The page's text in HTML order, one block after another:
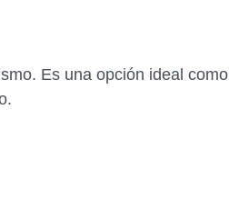
Es una opción ideal como